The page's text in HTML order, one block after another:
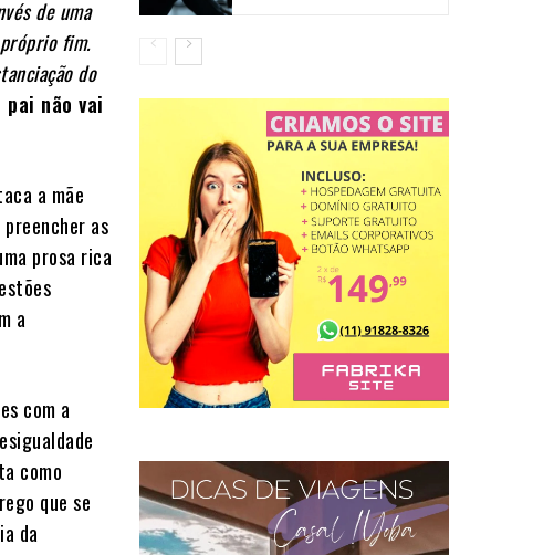
de uma
fim.
do
pai não vai
a mãe
as
prosa rica
a
com a
como
que se
da